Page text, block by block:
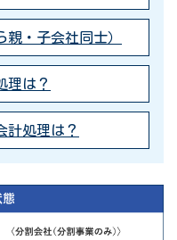
・子会社同士）
理は？
計処理は？